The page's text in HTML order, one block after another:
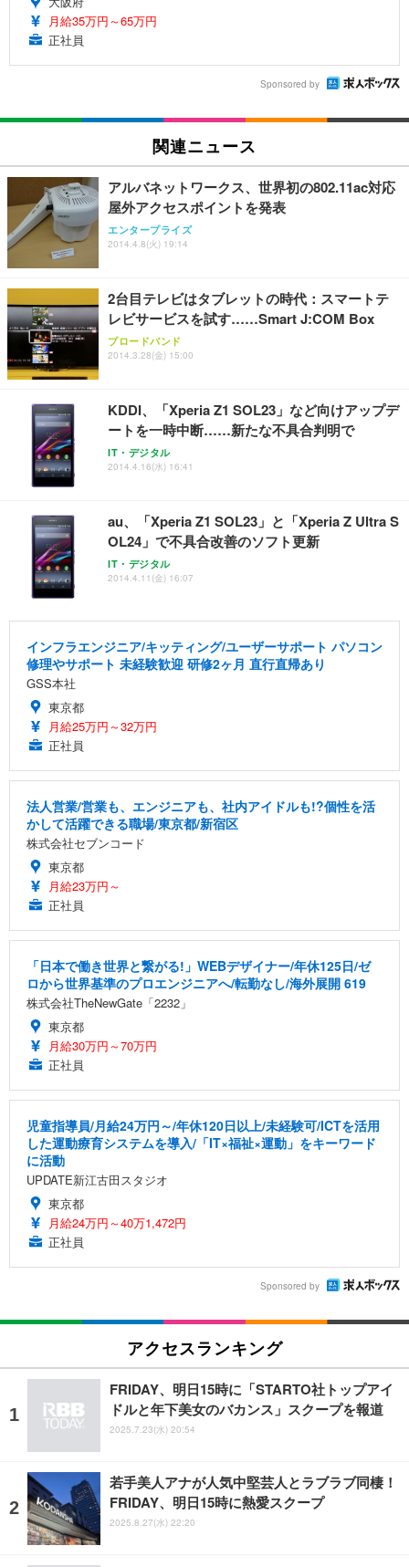
月給35万円～65万円
正社員
Sponsored by
関連ニュース
アルバネットワークス、世界初の802.11ac対応
屋外アクセスポイントを発表
エンタープライズ
2014.4.8(火) 19:14
2台目テレビはタブレットの時代：スマートテ
レビサービスを試す……Smart J:COM Box
ブロードバンド
2014.3.28(金) 15:00
KDDI、「Xperia Z1 SOL23」など向けアップデ
ートを一時中断……新たな不具合判明で
IT・デジタル
2014.4.16(水) 16:41
au、「Xperia Z1 SOL23」と「Xperia Z Ultra S
OL24」で不具合改善のソフト更新
IT・デジタル
2014.4.11(金) 16:07
インフラエンジニア/キッティング/ユーザーサポート パソコン
修理やサポート 未経験歓迎 研修2ヶ月 直行直帰あり
GSS本社
東京都
月給25万円～32万円
正社員
法人営業/営業も、エンジニアも、社内アイドルも!?個性を活
かして活躍できる職場/東京都/新宿区
株式会社セブンコード
東京都
月給23万円～
正社員
「日本で働き世界と繋がる!」WEBデザイナー/年休125日/ゼ
ロから世界基準のプロエンジニアへ/転勤なし/海外展開 619
株式会社TheNewGate「2232」
東京都
月給30万円～70万円
正社員
児童指導員/月給24万円～/年休120日以上/未経験可/ICTを活用
した運動療育システムを導入/「IT×福祉×運動」をキーワード
に活動
UPDATE新江古田スタジオ
東京都
月給24万円～40万1,472円
正社員
Sponsored by
アクセスランキング
FRIDAY、明日15時に「STARTO社トップアイ
ドルと年下美女のバカンス」スクープを報道
2025.7.23(水) 20:54
若手美人アナが人気中堅芸人とラブラブ同棲！
FRIDAY、明日15時に熱愛スクープ
2025.8.27(水) 22:20